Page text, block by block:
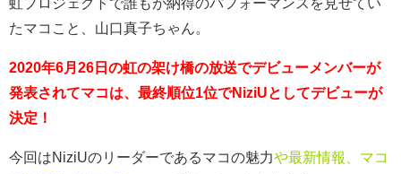
虹プロジェクトで誰もが納得のパフォーマンスを見せてい
たマコこと、山口真子ちゃん。
2020年6月26日の虹の架け橋の放送でデビューメンバーが
発表されてマコは、最終順位1位でNiziUとしてデビューが
決定！
今回はNiziUのリーダーであるマコの魅力や最新情報、マコ